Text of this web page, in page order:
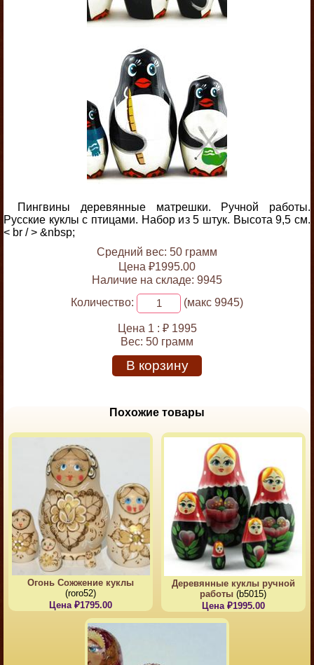
Пингвины деревянные матрешки. Ручной работы.
Русские куклы с птицами. Набор из 5 штук. Высота 9,5 см.
< br / > &nbsp;
Средний вес: 50 грамм
Цена ₽1995.00
Наличие на складе: 9945
Количество:
(макс 9945)
Цена 1 : ₽ 1995
Вес: 50 грамм
В корзину
Похожие товары
Огонь Сожжение куклы
(roro52)
Цена ₽1795.00
Деревянные куклы ручной
работы (b5015)
Цена ₽1995.00